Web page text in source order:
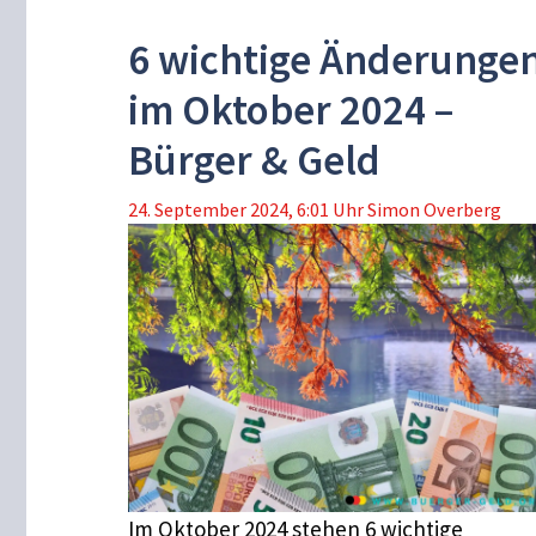
6 wichtige
im Oktober 2024 –
Bürger & Geld
24. September 2024, 6:01 UhrSimon Overberg
Im Oktober 2024 stehen 6 wichtige